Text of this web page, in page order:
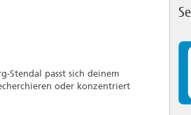
Stendal passt sich deinem
oder konzentriert